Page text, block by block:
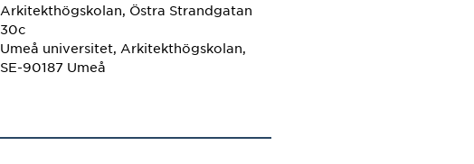
Arkitekthögskolan, Östra Strandgatan
30c
Umeå universitet, Arkitekthögskolan,
SE-90187 Umeå